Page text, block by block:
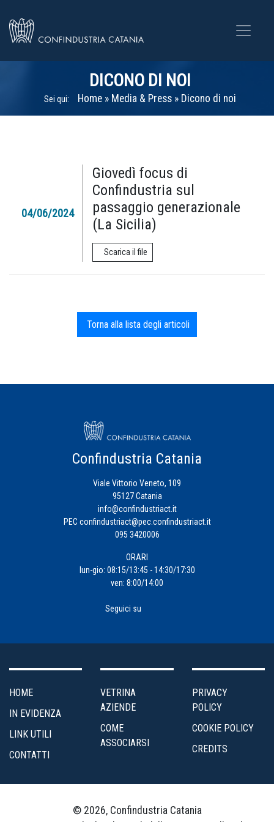
DICONO DI NOI
Sei qui: Home » Media & Press » Dicono di noi
04/06/2024
Giovedì focus di
Confindustria sul
passaggio generazionale
(La Sicilia)
Scarica il file
Torna alla lista degli articoli
Confindustria Catania
Viale Vittorio Veneto, 109
95127 Catania
info@confindustriact.it
PEC confindustriact@pec.confindustriact.it
095 3420006
ORARI
lun-gio: 08:15/13:45 - 14:30/17:30
ven: 8:00/14:00
Seguici su
HOME
IN EVIDENZA
LINK UTILI
CONTATTI
VETRINA
AZIENDE
COME
ASSOCIARSI
PRIVACY
POLICY
COOKIE POLICY
CREDITS
© 2026, Confindustria Catania